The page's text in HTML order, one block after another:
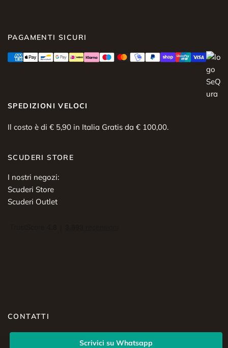
PAGAMENTI SICURI
SPEDIZIONI VELOCI
Il costo è di € 5,90 in Italia Gratis da € 100,00.
SCUDERI STORE
I nostri negozi:
Scuderi Store
Scuderi Outlet
CONTATTI
Scrivici su Whatsapp